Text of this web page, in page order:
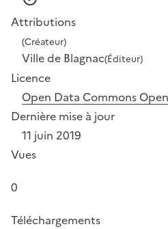
Attributions
(Créateur)
Ville de Blagnac(Éditeur)
Licence
Open Data Commons
Dernière mise à jour
11 juin 2019
Vues
0
Téléchargements